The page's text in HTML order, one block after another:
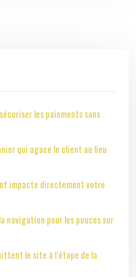
les paiements sans
qui agace le client au lieu
impacte directement votre
navigation pour les pouces sur
le site à l’étape de la